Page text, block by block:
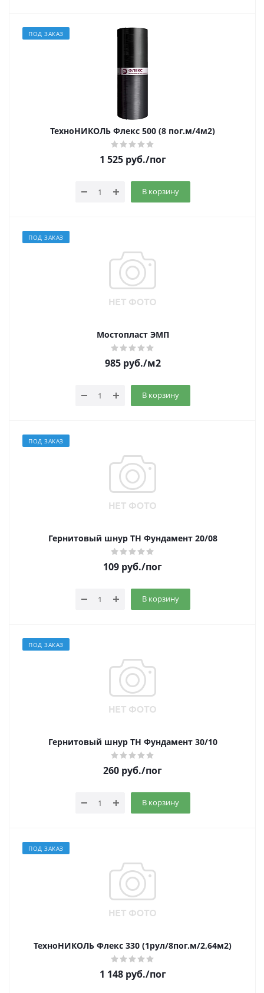
ПОД ЗАКАЗ
ТехноНИКОЛЬ Флекс 500 (8 пог.м/4м2)
1 525руб./пог
В корзину
ПОД ЗАКАЗ
Мостопласт ЭМП
985руб./м2
В корзину
ПОД ЗАКАЗ
Гернитовый шнур ТН Фундамент 20/08
109 руб./пог
В корзину
ПОД ЗАКАЗ
Гернитовый шнур ТН Фундамент 30/10
260 руб./пог
В корзину
ПОД ЗАКАЗ
ТехноНИКОЛЬ Флекс 330 (1рул/8пог.м/2,64м2)
1 148руб./пог